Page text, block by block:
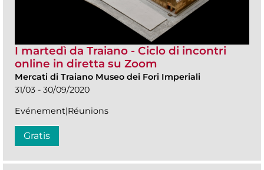
I martedì da Traiano - Ciclo di incontri
online in diretta su Zoom
Mercati di Traiano Museo dei Fori Imperiali
31/03 - 30/09/2020
Evénement|Réunions
Gratis